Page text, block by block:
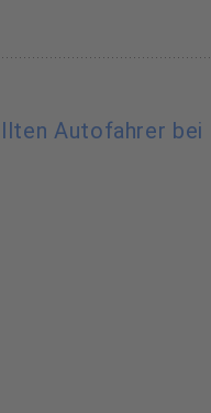
Autofahrer bei